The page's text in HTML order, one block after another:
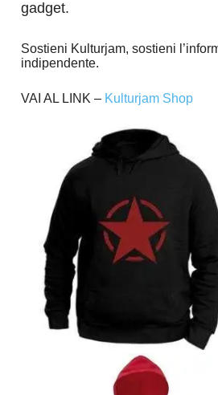
gadget.
Sostieni Kulturjam, sostieni
indipendente.
VAI AL LINK – Kulturjam Shop